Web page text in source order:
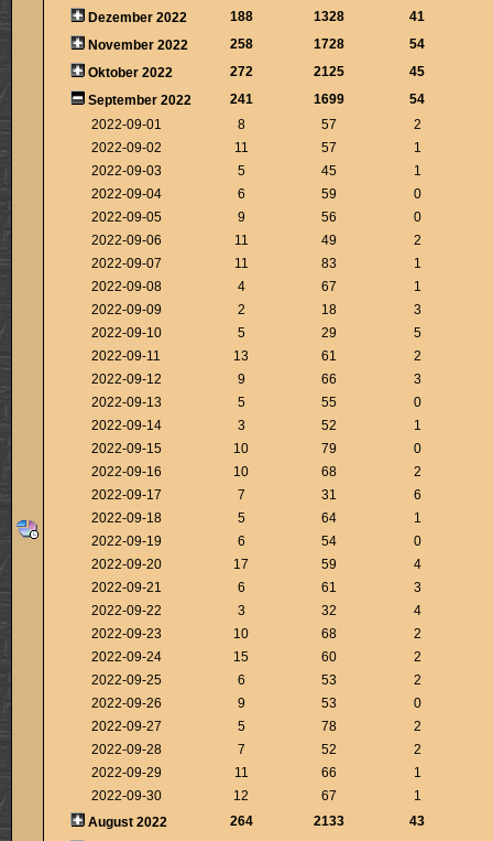
Dezember 2022 188 1328
41
November 2022
258 1728
54
Oktober 2022
272 2125
45
September 2022
241 1699
54
2022-09-01
8 57
2
2022-09-02
11 57
1
2022-09-03
5 45
1
2022-09-04
6 59
0
2022-09-05
9 56
0
2022-09-06
11 49
2
2022-09-07
11 83
1
2022-09-08
4 67
1
2022-09-09
2 18
3
2022-09-10
5 29
5
2022-09-11
13 61
2
2022-09-12
9 66
3
2022-09-13
5 55
0
2022-09-14
3 52
1
2022-09-15
10 79
0
2022-09-16
10 68
2
2022-09-17
7 31
6
2022-09-18
5 64
1
2022-09-19
6 54
0
2022-09-20
17 59
4
2022-09-21
6 61
3
2022-09-22
3 32
4
2022-09-23
10 68
2
2022-09-24
15 60
2
2022-09-25
6 53
2
2022-09-26
9 53
0
2022-09-27
5 78
2
2022-09-28
7 52
2
2022-09-29
11 66
1
2022-09-30
12 67
1
August 2022
264 2133
43